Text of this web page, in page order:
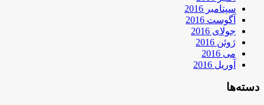
سپتامبر 2016
آگوست 2016
جولای 2016
ژوئن 2016
می 2016
آوریل 2016
دسته‌ها